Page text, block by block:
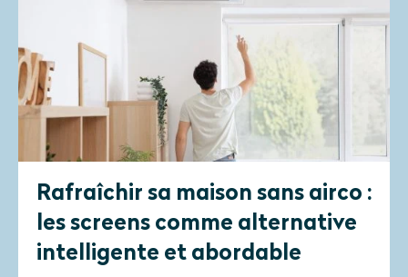
Rafraîchir sa maison sans airco :
les screens comme alternative
intelligente et abordable